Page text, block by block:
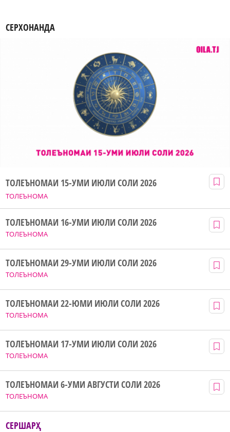
СЕРХОНАНДА
ТОЛЕЪНОМА
ТОЛЕЪНОМАИ 15-УМИ ИЮЛИ СОЛИ 2026
ТОЛЕЪНОМА
ТОЛЕЪНОМАИ 16-УМИ ИЮЛИ СОЛИ 2026
ТОЛЕЪНОМА
ТОЛЕЪНОМАИ 29-УМИ ИЮЛИ СОЛИ 2026
ТОЛЕЪНОМА
ТОЛЕЪНОМАИ 22-ЮМИ ИЮЛИ СОЛИ 2026
ТОЛЕЪНОМА
ТОЛЕЪНОМАИ 17-УМИ ИЮЛИ СОЛИ 2026
ТОЛЕЪНОМА
ТОЛЕЪНОМАИ 6-УМИ АВГУСТИ СОЛИ 2026
СЕРШАРҲ